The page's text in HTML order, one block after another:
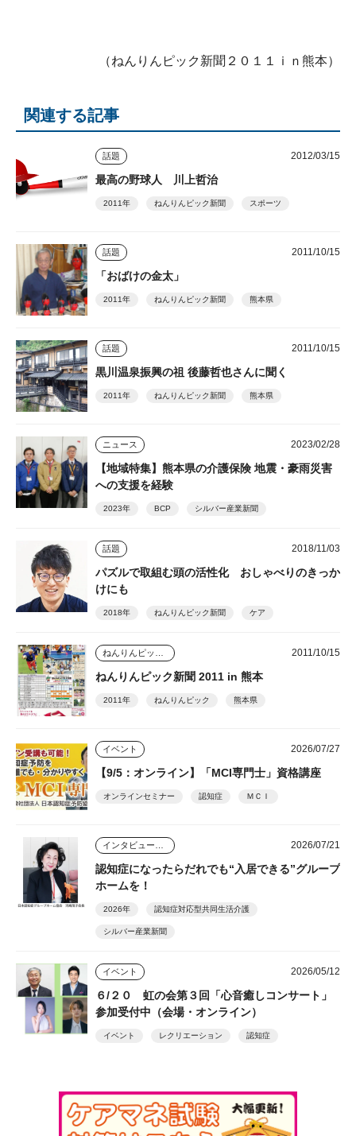
（ねんりんピック新聞２０１１ｉｎ熊本）
関連する記事
話題 2012/03/15
最高の野球人 川上哲治
2011年 ねんりんピック新聞 スポーツ
話題 2011/10/15
「おばけの金太」
2011年 ねんりんピック新聞 熊本県
話題 2011/10/15
黒川温泉振興の祖 後藤哲也さんに聞く
2011年 ねんりんピック新聞 熊本県
ニュース 2023/02/28
【地域特集】熊本県の介護保険 地震・豪雨災害
への支援を経験
2023年 BCP シルバー産業新聞
話題 2018/11/03
パズルで取組む頭の活性化 おしゃべりのきっか
けにも
2018年 ねんりんピック新聞 ケア
2011/10/15
ねんりんピック新聞 2011 in 熊本
2011年 ねんりんピック 熊本県
イベント 2026/07/27
【9/5：オンライン】「MCI専門士」資格講座
オンラインセミナー 認知症 ＭＣＩ
2026/07/21
認知症になったらだれでも“入居できる”グループ
ホームを！
2026年 認知症対応型共同生活介護
シルバー産業新聞
イベント 2026/05/12
６/２０ 虹の会第３回「心音癒しコンサート」
参加受付中（会場・オンライン）
イベント レクリエーション 認知症